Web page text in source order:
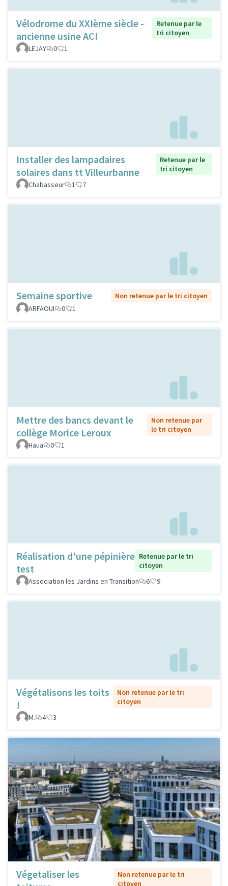
Vélodrome du XXIème siècle -
ancienne usine ACI
Retenue par le
tri citoyen
LEJAY
0 1
Installer des lampadaires
solaires dans tt Villeurbanne
Retenue par le
tri citoyen
Chabasseur
1 7
Semaine sportive
Non retenue par le tri citoyen
ARFAOUI
0 1
Mettre des bancs devant le
collège Morice Leroux
Non retenue par
le tri citoyen
Haua
0 1
Réalisation d'une pépinière
test
Retenue par le tri
citoyen
Association les Jardins en Transition
6 9
Végétalisons les toits
!
Non retenue par le tri
citoyen
M.
4 3
Végetaliser les
Non retenue par le tri
citoyen